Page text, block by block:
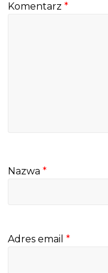
Komentarz*
Nazwa*
Adres email*